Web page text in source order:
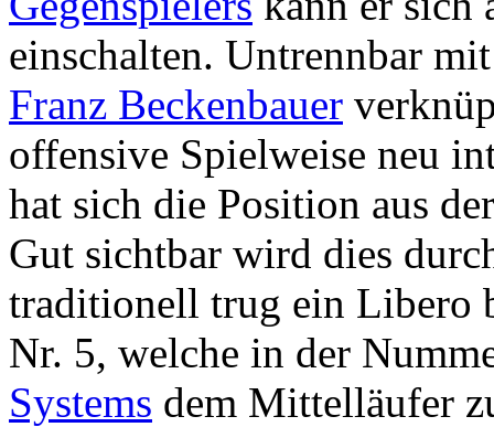
einschalten. Untrennbar
Franz Beckenbauer
offensive Spielweise neu
hat sich die Position aus
Gut sichtbar wird dies
traditionell trug ein Libero
Nr. 5, welche in der
Systems dem Mittelläufer